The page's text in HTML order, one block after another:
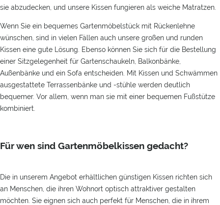
sie abzudecken, und unsere Kissen fungieren als weiche Matratzen.
Wenn Sie ein bequemes Gartenmöbelstück mit Rückenlehne
wünschen, sind in vielen Fällen auch unsere großen und runden
Kissen eine gute Lösung. Ebenso können Sie sich für die Bestellung
einer Sitzgelegenheit für Gartenschaukeln, Balkonbänke,
Außenbänke und ein Sofa entscheiden. Mit Kissen und Schwämmen
ausgestattete Terrassenbänke und -stühle werden deutlich
bequemer. Vor allem, wenn man sie mit einer bequemen Fußstütze
kombiniert.
Für wen sind Gartenmöbelkissen gedacht?
Die in unserem Angebot erhältlichen günstigen Kissen richten sich
an Menschen, die ihren Wohnort optisch attraktiver gestalten
möchten. Sie eignen sich auch perfekt für Menschen, die in ihrem